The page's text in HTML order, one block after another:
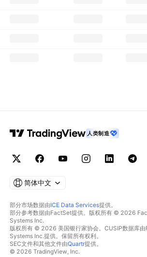
人类制造
简体中文
部分市场数据由ICE Data Services提供。
部分参考数据由FactSet提供。版权所有 © 2026
Systems Inc.
版权所有 © 2026 美国银行家协会。CUSIP数据库
Systems Inc.提供。保留所有权利。
SEC文件和其他文件由Quartr提供。
© 2026 TradingView, Inc.